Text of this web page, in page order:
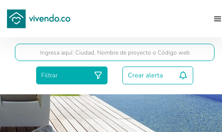
Filtrar Crear alerta
Proyectos Gold